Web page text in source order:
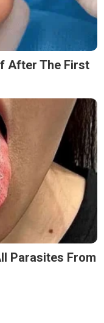
After The First
Parasites From